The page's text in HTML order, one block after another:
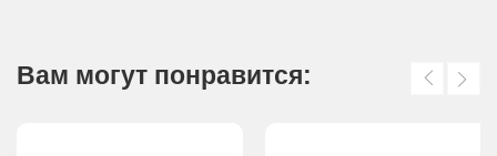
Вам могут понравится: